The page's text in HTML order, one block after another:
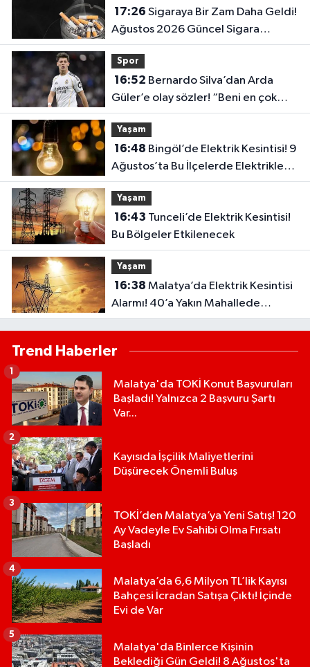
17:26
Ağustos 2026 Güncel Sigara
Fiyatları Belli Oldu
Spor
16:52
Güler’e olay sözler! “Beni en çok
etkileyen şey…”
Yaşam
16:48
Ağustos’ta Bu İlçelerde Elektrikler
Kesilecek
Yaşam
16:43
Bu Bölgeler Etkilenecek
Yaşam
16:38
Alarmı! 40’a Yakın Mahallede
Saatler Belli Oldu
Trend Haberler
Malatya'da TOKİ Konut Başvuruları
Başladı! Yalnızca 2 Başvuru Şartı
Var...
1
Kayısıda İşçilik Maliyetlerini
Düşürecek Önemli Buluş
2
TOKİ’den Malatya’ya Yeni Satış! 120
Ay Vadeyle Ev Sahibi Olma Fırsatı
Başladı
3
Malatya’da 6,6 Milyon TL’lik Kayısı
Bahçesi İcradan Satışa Çıktı! İçinde
Evi de Var
4
Malatya'da Binlerce Kişinin
Beklediği Gün Geldi! 8 Ağustos'ta
5